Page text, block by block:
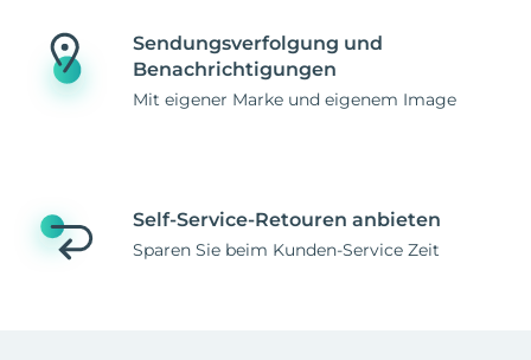
Sendungsverfolgung und
Benachrichtigungen
Mit eigener Marke und eigenem Image
Self-Service-Retouren anbieten
Sparen Sie beim Kunden-Service Zeit